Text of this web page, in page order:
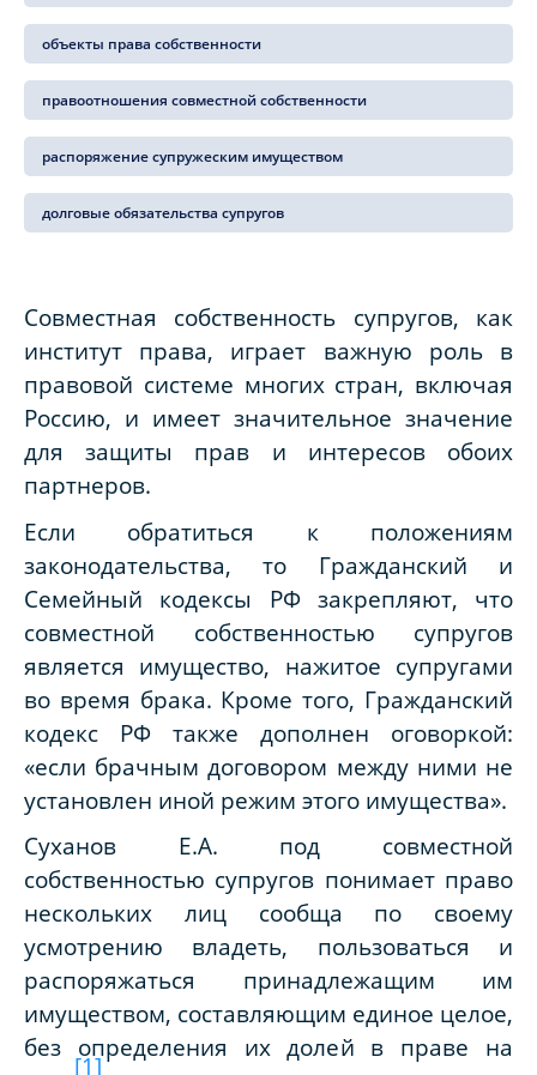
объекты права собственности
правоотношения совместной собственности
распоряжение супружеским имуществом
долговые обязательства супругов
Совместная собственность супругов, как
институт права, играет важную роль в
правовой системе многих стран, включая
Россию, и имеет значительное значение
для защиты прав и интересов обоих
партнеров.
Если обратиться к положениям
законодательства, то Гражданский и
Семейный кодексы РФ закрепляют, что
совместной собственностью супругов
является имущество, нажитое супругами
во время брака. Кроме того, Гражданский
кодекс РФ также дополнен оговоркой:
«если брачным договором между ними не
установлен иной режим этого имущества».
Суханов Е.А. под совместной
собственностью супругов понимает право
нескольких лиц сообща по своему
усмотрению владеть, пользоваться и
распоряжаться принадлежащим им
имуществом, составляющим единое целое,
без определения их долей в праве на
[1]